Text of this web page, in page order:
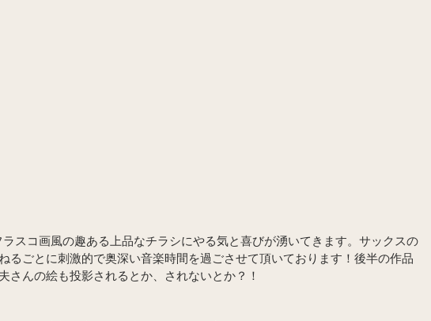
スコ画風の趣ある上品なチラシにやる気と喜びが湧いてきます。サックスの
るごとに刺激的で奥深い音楽時間を過ごさせて頂いております！後半の作品
さんの絵も投影されるとか、されないとか？！